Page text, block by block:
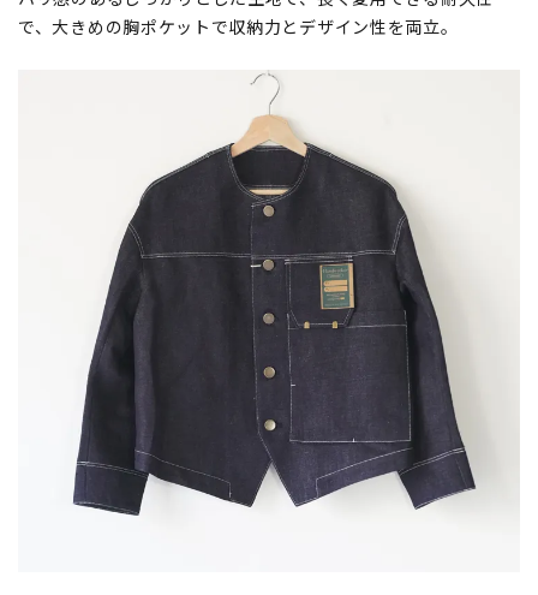
で、大きめの胸ポケットで収納力とデザイン性を両立。